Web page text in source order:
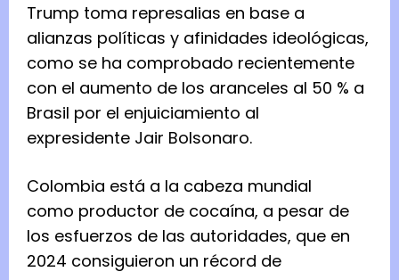
Trump toma represalias en base a
alianzas políticas y afinidades ideológicas,
como se ha comprobado recientemente
con el aumento de los aranceles al 50 % a
Brasil por el enjuiciamiento al
expresidente Jair Bolsonaro.
Colombia está a la cabeza mundial
como productor de cocaína, a pesar de
los esfuerzos de las autoridades, que en
2024 consiguieron un récord de